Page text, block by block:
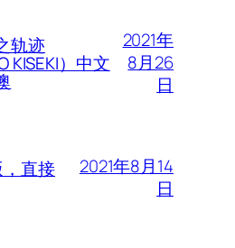
轨迹
KISEKI）中文
2021年
8月26
日
直接
2021年8月14
日